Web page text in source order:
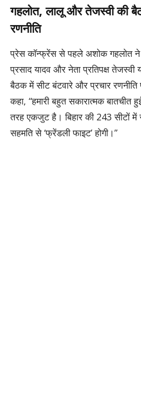
गहलोत, लालू और तेजस्वी की
रणनीति
प्रेस कॉन्फ्रेंस से पहले अशोक गहलोत
प्रसाद यादव और नेता प्रतिपक्ष तेजस्वी
बैठक में सीट बंटवारे और प्रचार रणनीति
कहा, “हमारी बहुत सकारात्मक बातचीत
तरह एकजुट है। बिहार की 243 सीटों
सहमति से ‘फ्रेंडली फाइट’ होगी।”